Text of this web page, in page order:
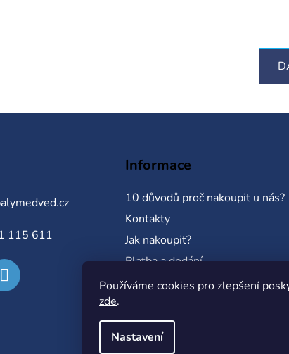
Používáme cookies pro zlepšení
zde.
Nastavení
115 611
Informace
10 důvodů proč nakoupit u nás?
Kontakty
Jak nakoupit?
Platba a dodání
Obchodní podmínky